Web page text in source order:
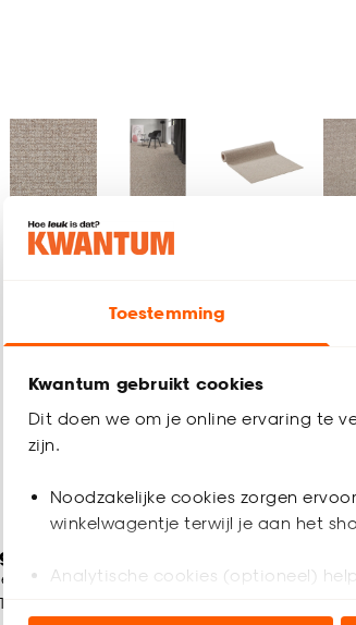
Toestemming
Kwantum gebruikt cookies
Dit doen we om je online ervaring te
zijn.
Noodzakelijke cookies zorgen
winkelwagentje terwijl je aan het
Analytische cookies (optioneel)
viltrug. 4 m breed. Let op: tapijt met een
strekkende meter of meer bestellen om